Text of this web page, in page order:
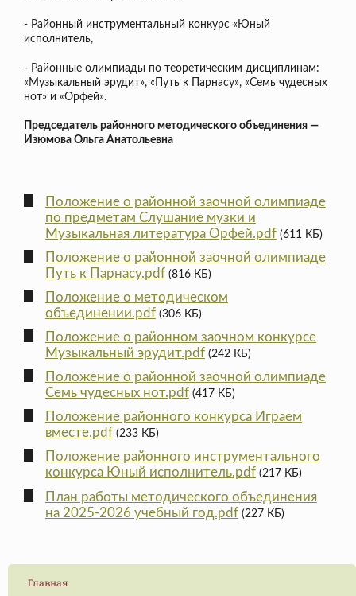
- Районный инструментальный конкурс «Юный
исполнитель,
- Районные олимпиады по теоретическим дисциплинам:
«Музыкальный эрудит», «Путь к Парнасу», «Семь чудесных
нот» и «Орфей».
Председатель районного методического объединения —
Изюмова Ольга Анатольевна
Положение о районной заочной олимпиаде
по предметам Слушание музки и
Музыкальная литература Орфей.pdf (611 КБ)
Положение о районной заочной олимпиаде
Путь к Парнасу.pdf (816 КБ)
Положение о методическом
объединении.pdf (306 КБ)
Положение о районном заочном конкурсе
Музыкальный эрудит.pdf (242 КБ)
Положение о районной заочной олимпиаде
Семь чудесных нот.pdf (417 КБ)
Положение районного конкурса Играем
вместе.pdf (233 КБ)
Положение районного инструментального
конкурса Юный исполнитель.pdf (217 КБ)
План работы методического объединения
на 2025-2026 учебный год.pdf (227 КБ)
Главная